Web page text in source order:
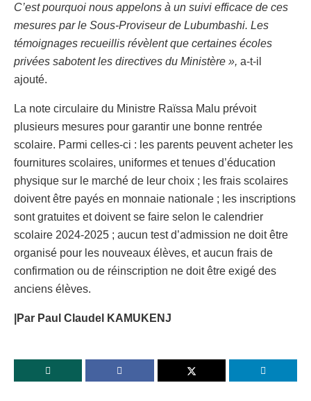
C’est pourquoi nous appelons à un suivi efficace de ces
mesures par le Sous-Proviseur de Lubumbashi. Les
témoignages recueillis révèlent que certaines écoles
privées sabotent les directives du Ministère », a-t-il
ajouté.
La note circulaire du Ministre Raïssa Malu prévoit
plusieurs mesures pour garantir une bonne rentrée
scolaire. Parmi celles-ci : les parents peuvent acheter les
fournitures scolaires, uniformes et tenues d’éducation
physique sur le marché de leur choix ; les frais scolaires
doivent être payés en monnaie nationale ; les inscriptions
sont gratuites et doivent se faire selon le calendrier
scolaire 2024-2025 ; aucun test d’admission ne doit être
organisé pour les nouveaux élèves, et aucun frais de
confirmation ou de réinscription ne doit être exigé des
anciens élèves.
|Par Paul Claudel KAMUKENJ